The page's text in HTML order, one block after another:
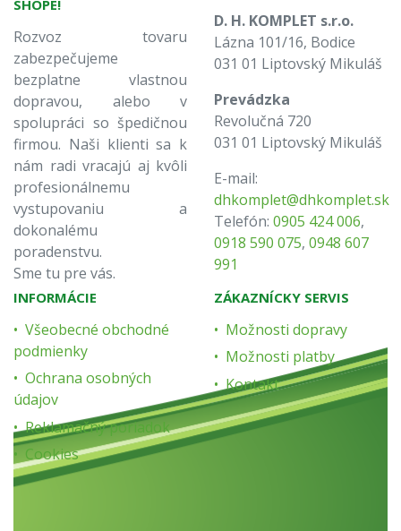
SHOPE!
Rozvoz tovaru
zabezpečujeme
bezplatne vlastnou
dopravou, alebo v
spolupráci so špedičnou
firmou. Naši klienti sa k
nám radi vracajú aj kvôli
profesionálnemu
vystupovaniu a
dokonalému
poradenstvu.
Sme tu pre vás.
D. H. KOMPLET s.r.o.
Lázna 101/16, Bodice
031 01 Liptovský Mikuláš
Prevádzka
Revolučná 720
031 01 Liptovský Mikuláš
E-mail:
dhkomplet@dhkomplet.sk
Telefón: 0905 424 006,
0918 590 075, 0948 607
991
INFORMÁCIE
Všeobecné obchodné
podmienky
Ochrana osobných
údajov
Reklamačný poriadok
Cookies
ZÁKAZNÍCKY SERVIS
Možnosti dopravy
Možnosti platby
Kontakt